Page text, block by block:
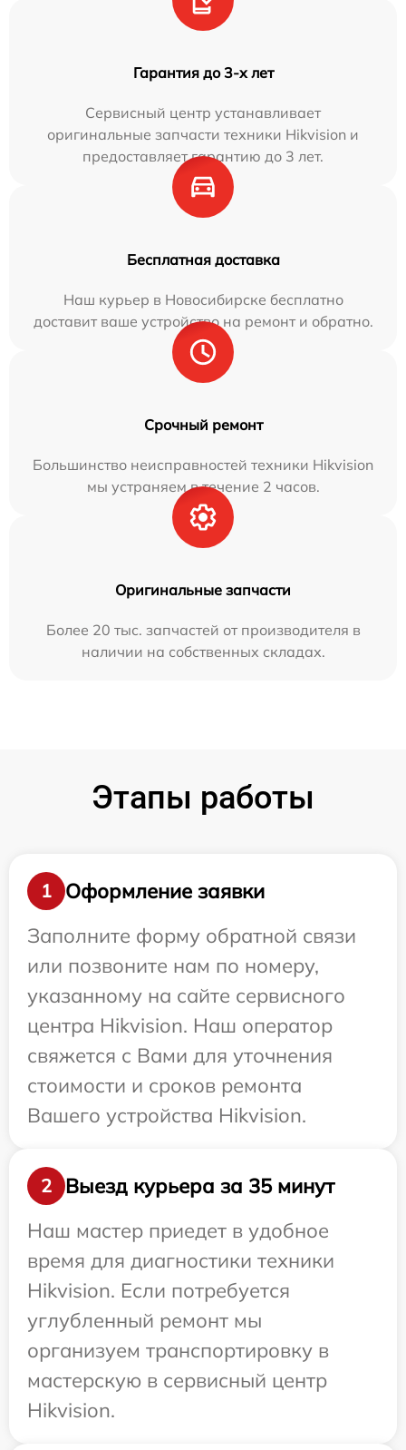
Гарантия до 3-х лет
Сервисный центр устанавливает
оригинальные запчасти техники Hikvision и
предоставляет гарантию до 3 лет.
Бесплатная доставка
Наш курьер в Новосибирске бесплатно
доставит ваше устройство на ремонт и обратно.
Срочный ремонт
Большинство неисправностей техники Hikvision
мы устраняем в течение 2 часов.
Оригинальные запчасти
Более 20 тыс. запчастей от производителя в
наличии на собственных складах.
Этапы работы
1
Оформление заявки
Заполните форму обратной связи
или позвоните нам по номеру,
указанному на сайте сервисного
центра Hikvision. Наш оператор
свяжется с Вами для уточнения
стоимости и сроков ремонта
Вашего устройства Hikvision.
2
Выезд курьера за 35 минут
Наш мастер приедет в удобное
время для диагностики техники
Hikvision. Если потребуется
углубленный ремонт мы
организуем транспортировку в
мастерскую в сервисный центр
Hikvision.